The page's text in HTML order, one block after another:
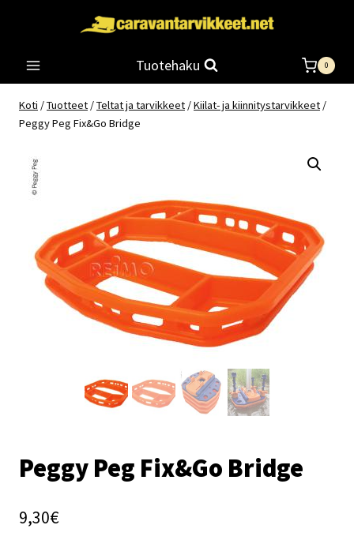
Tuotehaku 0
Koti /Tuotteet /Teltat ja tarvikkeet /Kiilat- ja kiinnitystarvikkeet /
Peggy Peg Fix&Go Bridge
Peggy Peg Fix&Go Bridge
9,30€